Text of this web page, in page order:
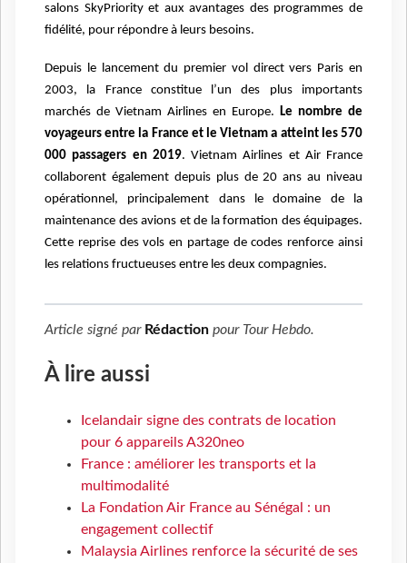
salons SkyPriority et aux avantages des programmes de
fidélité, pour répondre à leurs besoins.
Depuis le lancement du premier vol direct vers Paris en
2003, la France constitue l’un des plus importants
marchés de Vietnam Airlines en Europe. Le nombre de
voyageurs entre la France et le Vietnam a atteint les 570
000 passagers en 2019. Vietnam Airlines et Air France
collaborent également depuis plus de 20 ans au niveau
opérationnel, principalement dans le domaine de la
maintenance des avions et de la formation des équipages.
Cette reprise des vols en partage de codes renforce ainsi
les relations fructueuses entre les deux compagnies.
Article signé par Rédaction pour Tour Hebdo.
À lire aussi
Icelandair signe des contrats de location
pour 6 appareils A320neo
France : améliorer les transports et la
multimodalité
La Fondation Air France au Sénégal : un
engagement collectif
Malaysia Airlines renforce la sécurité de ses